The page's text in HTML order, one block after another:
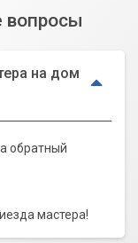
вопросы
на дом
обратный
мастера!